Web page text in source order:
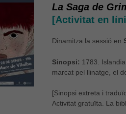
La Saga de
[Activitat en
Dinamitza la sessió en
Sinopsi: 1783.
marcat pel llinatge, el
[Sinopsi extreta i
Activitat gratuïta. La